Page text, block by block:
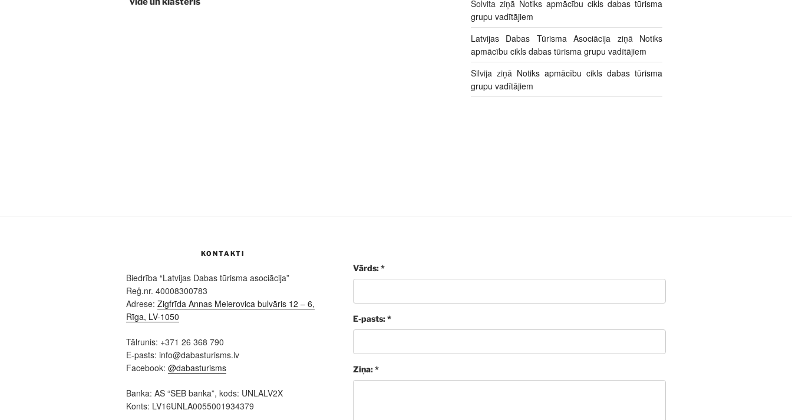
Solvitaziņā Notiks apmācību cikls dabas tūrisma
grupu vadītājiem
Latvijas Dabas Tūrisma Asociācija ziņā Notiks
apmācību cikls dabas tūrisma grupu vadītājiem
Silvijaziņā Notiks apmācību cikls dabas tūrisma
grupu vadītājiem
KONTAKTI
Biedrība “Latvijas Dabas tūrisma asociācija”
Reģ.nr. 40008300783
Adrese: Zigfrīda Annas Meierovica bulvāris 12 – 6,
Rīga, LV-1050
Tālrunis: +371 26 368 790
E-pasts: info@dabasturisms.lv
Facebook: @dabasturisms
Banka: AS “SEB banka”, kods: UNLALV2X
Konts: LV16UNLA0055001934379
Vārds: *
E-pasts: *
Ziņa: *